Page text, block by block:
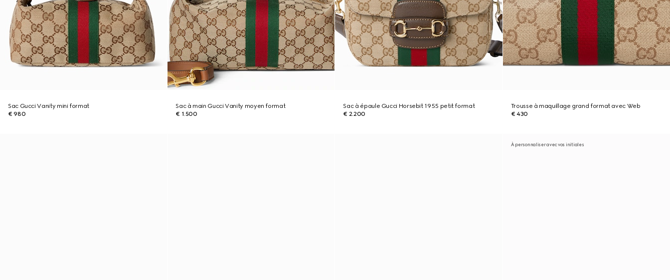
Sac Gucci Vanity mini format
€ 980
Sac à main Gucci Vanity moyen format
€ 1.500
Sac à épaule Gucci Horsebit 1955 petit format
€ 2.200
Trousse à maquillage grand format avec Web
€ 430
À personnaliser avec vos initiales